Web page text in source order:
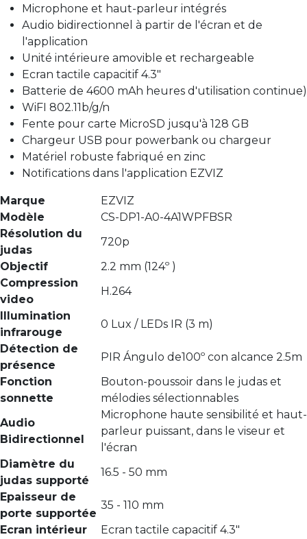
Microphone et haut-parleur intégrés
Audio bidirectionnel à partir de l'écran et de
l'application
Unité intérieure amovible et rechargeable
Ecran tactile capacitif 4.3"
Batterie de 4600 mAh heures d'utilisation continue)
WiFI 802.11b/g/n
Fente pour carte MicroSD jusqu'à 128 GB
Chargeur USB pour powerbank ou chargeur
Matériel robuste fabriqué en zinc
Notifications dans l'application EZVIZ
Marque
EZVIZ
Modèle
CS-DP1-A0-4A1WPFBSR
Résolution du
judas
720p
Objectif
2.2 mm (124º )
Compression
video
H.264
Illumination
infrarouge
0 Lux / LEDs IR (3 m)
Détection de
présence
PIR Ángulo de100º con alcance 2.5m
Fonction
sonnette
Bouton-poussoir dans le judas et
mélodies sélectionnables
Audio
Bidirectionnel
Microphone haute sensibilité et haut-
parleur puissant, dans le viseur et
l'écran
Diamètre du
judas supporté
16.5 - 50 mm
Epaisseur de
porte supportée
35 - 110 mm
Ecran intérieur
Ecran tactile capacitif 4.3"